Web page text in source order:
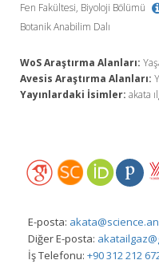
Fen Fakültesi, Biyoloji Bölümü
Botanik Anabilim Dalı
WoS Araştırma Alanları:
Avesis Araştırma Alanları:
Yayınlardaki İsimler: akata
E-posta:
Diğer E-posta:
İş Telefonu: +90 312 212